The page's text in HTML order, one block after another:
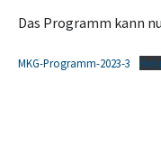
Das Programm kann
MKG-Programm-2023-3